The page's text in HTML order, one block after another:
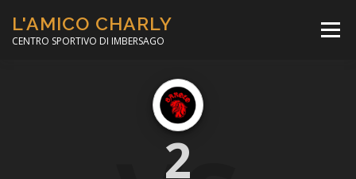
contenuto
L'AMICO CHARLY
CENTRO SPORTIVO DI IMBERSAGO
Menù
CORSO CALCIO A 5
MINIBASKET
2